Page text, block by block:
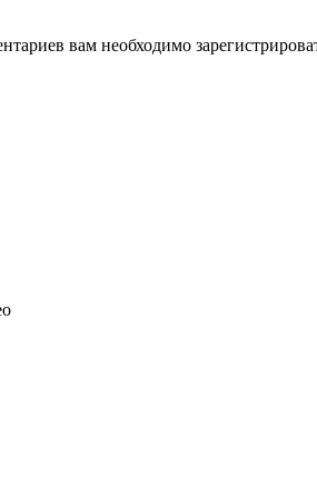
вам необходимо